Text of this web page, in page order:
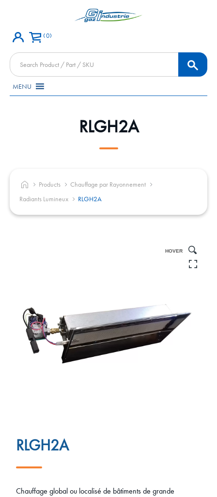
0
Products
search
MENU
RLGH2A
Products
Chauffage par Rayonnement
Radiants Lumineux
RLGH2A
HOVER
RLGH2A
Chauffage global ou localisé de bâtiments de grande